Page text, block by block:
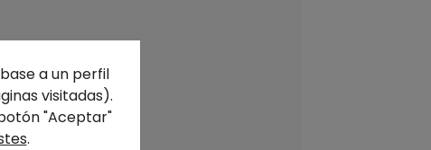
a un perfil
visitadas).
"Aceptar"
.